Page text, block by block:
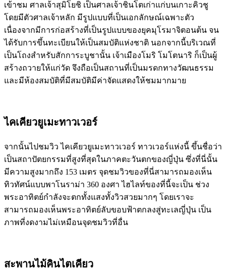
เข้าชม ศาลเจ้าสุมิโยชิ เป็นศาลเจ้าชินโตเก่าแก่บนเกาะคิวชู
โดยมีตัวศาลเจ้าหลัก มีรูปแบบที่เป็นเอกลักษณ์เฉพาะตัว
เนื่องจากมีการก่อสร้างที่เป็นรูปแบบของยุคมุโรมาจิตอนต้น จน
ได้รับการขึ้นทะเบียนให้เป็นสมบัติแห่งชาติ นอกจากนี้บริเวณที่
เป็นโถงสำหรับสักการะบูชานั้น เจ้าเมืองโมริ โมโตนาริ ก็เป็นผู้
สร้างถวายให้แก่วัด จึงถือเป็นสถานที่เป็นมรดกทางวัฒนธรรม
และมีห้องสมบัติที่มีสมบัติมีค่าจัดแสดงให้ชมมากมาย
ไคเคียวยูเมะทาวเวอร์
จากนั้นไปชมวิว ไคเคียวยูเมะทาวเวอร์ ทาวเวอร์แห่งนี้ ขึ้นชื่อว่า
เป็นสถาปัตยกรรมที่สูงที่สุดในภาคตะวันตกของญี่ปุ่น ซึ่งที่นี่นั้น
มีความสูงมากถึง 153 เมตร จุดชมวิวของที่นี่สามารถมองเห็น
ทิวทัศน์แบบพาโนราม่า 360 องศา ไฮไลท์ของที่นี้จะเป็น ช่วง
พระอาทิตย์กำลังจะตกทั้งแสงทั้งวิวสวยมากๆ โดยเราจะ
สามารถมองเห็นพระอาทิตย์ลับขอบฟ้าตกลงสู่ทะเลญี่ปุ่น เป็น
ภาพที่งดงามไม่เหมือนจุดชมวิวที่อื่น
สะพานไม้คินไตเคียว